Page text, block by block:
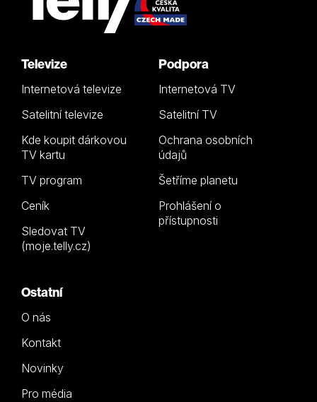
Televize
Internetová televize
Satelitní televize
Kde koupit dárkovou
TV kartu
TV program
Ceník
Sledovat TV
(moje.telly.cz)
Podpora
Internetová TV
Satelitní TV
Ochrana osobních
údajů
Šetříme planetu
Prohlášení o
přístupnosti
Ostatní
O nás
Kontakt
Novinky
Pro média